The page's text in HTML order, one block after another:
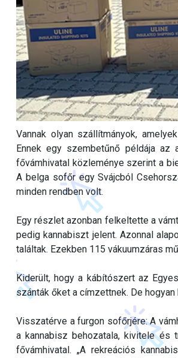
Vannak olyan szállítmányok,
Ennek egy szembetűnő példája az
fővámhivatal közleménye szerint a
A belga sofőr egy Svájcból
minden rendben volt.
Egy részlet azonban felkeltette a
pedig kannabiszt jelent. Azonnal
találtak. Ezekben 115 vákuumzáras
Kiderült, hogy a kábítószert az
szánták őket a címzettnek. De
Visszatérve a furgon sofőrjére: A
a kannabisz behozatala, kivitele és
fővámhivatal. „A rekreációs